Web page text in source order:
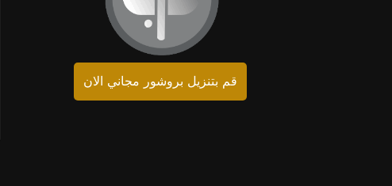
قم بتنزيل بروشور مجاني الان